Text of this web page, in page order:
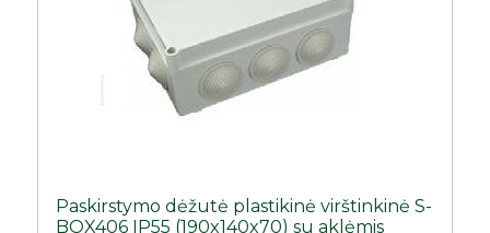
Paskirstymo dėžutė plastikinė virštinkinė S-
BOX406 IP55 (190x140x70) su aklėmis